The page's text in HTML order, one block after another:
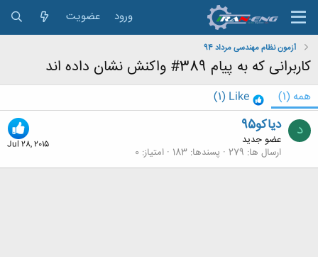
ورود عضویت
آزمون نظام مهندسی مرداد 94
کاربرانی که به پیام 389# واکنش نشان داده اند
همه (1)
Like
(1)
د
Jul 28, 2015
دیاکو95
عضو جدید
ارسال ها 279 پسندها 183 امتیاز 0